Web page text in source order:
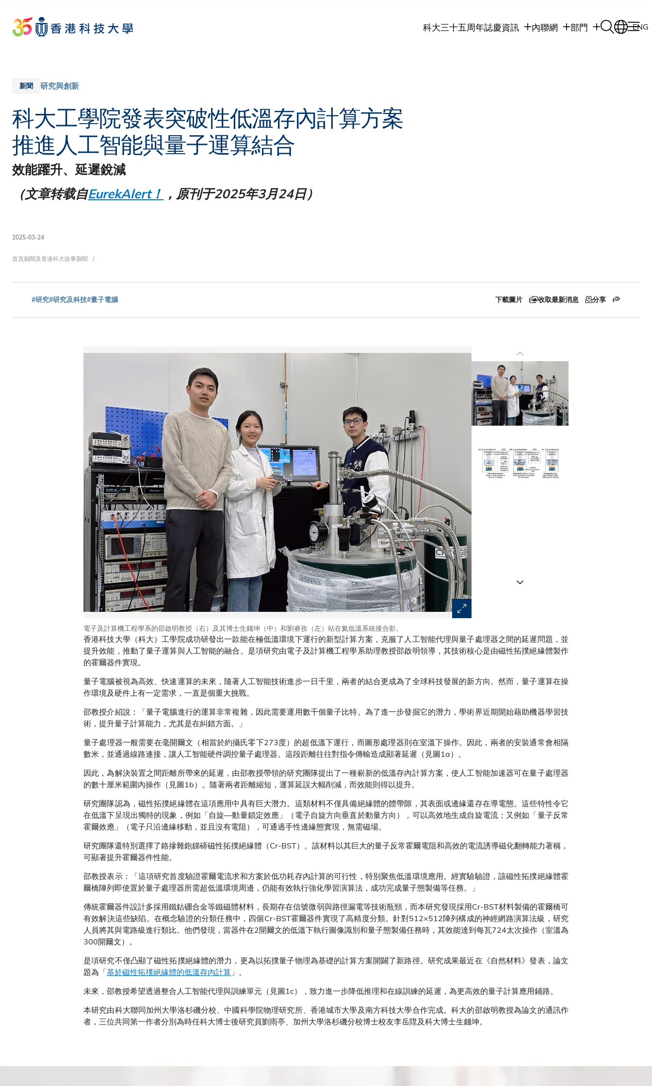
main
content
科大三十五周年誌慶資訊 內聯網 部門 ENG
新聞 研究與創新
科大工學院發表突破性低溫存內計算方案
推進人工智能與量子運算結合
效能躍升、延遲銳減
（文章转载自EurekAlert！ ，原刊于2025年3月24日）
2025-03-24
導
航
首頁新聞及香港科大故事新聞
#研究#研究及科技#量子電腦 下載圖片 收取最新消息 分享
電子及計算機工程學系的邵啟明教授（右）及其博士生錢坤（中）和劉睿孜（左）站在氦低溫系統後合影。
執行脈衝生成、感測、量子誤差校正和驅動演算法等任
香港科技大學（科大）工學院成功研發出一款能在極低溫環境下運行的新型計算方案，克服了人工智能代理與量子處理器之間的延遲問題，並
提升效能，推動了量子運算與人工智能的融合。是項研究由電子及計算機工程學系助理教授邵啟明領導，其技術核心是由磁性拓撲絕緣體製作
的霍爾器件實現。
量子電腦被視為高效、快速運算的未來，隨著人工智能技術進步一日千里，兩者的結合更成為了全球科技發展的新方向。然而，量子運算在操
作環境及硬件上有一定需求，一直是個重大挑戰。
邵教授介紹說：「量子電腦進行的運算非常複雜，因此需要運用數千個量子比特。為了進一步發掘它的潛力，學術界近期開始藉助機器學習技
術，提升量子計算能力，尤其是在糾錯方面。」
量子處理器一般需要在毫開爾文（相當於約攝氏零下273度）的超低溫下運行，而圖形處理器則在室溫下操作。因此，兩者的安裝通常會相隔
數米，並通過線路連接，讓人工智能硬件調控量子處理器。這段距離往往對指令傳輸造成顯著延遲（見圖1a）。
因此，為解決裝置之間距離所帶來的延遲，由邵教授帶領的研究團隊提出了一種嶄新的低溫存內計算方案，使人工智能加速器可在量子處理器
的數十厘米範圍內操作（見圖1b）。隨著兩者距離縮短，運算延誤大幅削減，而效能則得以提升。
研究團隊認為，磁性拓撲絕緣體在這項應用中具有巨大潛力。這類材料不僅具備絕緣體的體帶隙，其表面或邊緣還存在導電態。這些特性令它
在低溫下呈現出獨特的現象，例如「自旋—動量鎖定效應」（電子自旋方向垂直於動量方向），可以高效地生成自旋電流；又例如「量子反常
霍爾效應」（電子只沿邊緣移動，並且沒有電阻），可通過手性邊緣態實現，無需磁場。
研究團隊還特別選擇了鉻摻雜鉋銻碲磁性拓撲絕緣體（Cr-BST）。該材料以其巨大的量子反常霍爾電阻和高效的電流誘導磁化翻轉能力著稱，
可顯著提升霍爾器件性能。
邵教授表示：「這項研究首度驗證霍爾電流求和方案於低功耗存內計算的可行性，特別聚焦低溫環境應用。經實驗驗證，該磁性拓撲絕緣體霍
爾橋陣列即使置於量子處理器所需超低溫環境周邊，仍能有效執行強化學習演算法，成功完成量子態製備等任務。」
傳統霍爾器件設計多採用鐵鈷硼合金等鐵磁體材料，長期存在信號微弱與路徑漏電等技術瓶頸，而本研究發現採用Cr-BST材料製備的霍爾橋可
有效解決這些缺陷。在概念驗證的分類任務中，四個Cr-BST霍爾器件實現了高精度分類。針對512×512陣列構成的神經網路演算法級，研究
人員將其與電路級進行類比。他們發現，當器件在2開爾文的低溫下執行圖像識別和量子態製備任務時，其效能達到每瓦724太次操作（室溫為
300開爾文）。
是項研究不僅凸顯了磁性拓撲絕緣體的潛力，更為以拓撲量子物理為基礎的計算方案開闢了新路徑。研究成果最近在《自然材料》發表，論文
題為「基於磁性拓撲絕緣體的低溫存內計算 」。
未來，邵教授希望透過整合人工智能代理與訓練單元（見圖1c），致力進一步降低推理和在線訓練的延遲，為更高效的量子計算應用鋪路。
本研究由科大聯同加州大學洛杉磯分校、中國科學院物理研究所、香港城市大學及南方科技大學合作完成。科大的邵啟明教授為論文的通訊作
者，三位共同第一作者分別為時任科大博士後研究員劉雨亭、加州大學洛杉磯分校博士校友李岳陞及科大博士生錢坤。